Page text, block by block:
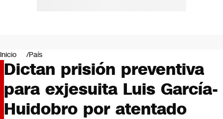
Negocios
Deportes
Programas completos
Cultura
Servicios
Bits
Inicio País
Dictan prisión preventiva
para exjesuita Luis García-
Huidobro por atentado